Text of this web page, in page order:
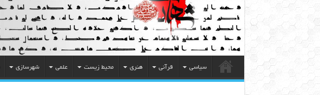
سیاسی قرآنی هنری محیط زیست علمی شهرسازی